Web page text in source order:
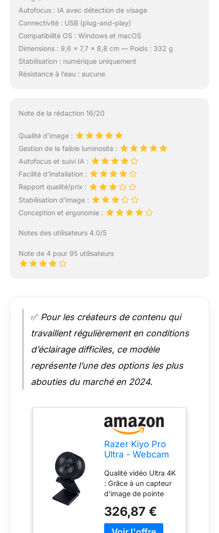
Autofocus : IA avec détection de visage
Connectivité : USB (plug-and-play)
Compatibilité OS : Windows et macOS
Dimensions : 9,6 × 7,7 × 8,8 cm — Poids : 332 g
Stabilisation : numérique uniquement
Résistance à l’eau : aucune
Note de la rédaction 16/20
Qualité d’image :
Gestion de la faible luminosité :
Autofocus et suivi IA :
Facilité d’installation :
Rapport qualité/prix :
Stabilisation d’image :
Conception et ergonomie :
Notes des utilisateurs 4.0/5
Note de 4 pour 95 utilisateurs
✅ Pour les créateurs de contenu qui
travaillent régulièrement en conditions
d’éclairage difficiles, ce modèle
représente l’une des options les plus
abouties du marché en 2024.
Razer Kiyo Pro
Ultra - Webcam
création de
Contenu et de
Streaming (Ultra
High Dynamic
Range-UHDR,
UltraHD 4K 30
Qualité vidéo Ultra 4K
: Grâce à un capteur
d'image de pointe
technologie Sony
STARVIS 2, la Razer
326,87 €